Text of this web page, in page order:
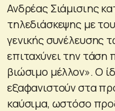
Ανδρέας Σιάμισιης
τηλεδιάσκεψης με
γενικής συνέλευσης
επιταχύνει την τάση
βιώσιμο μέλλον». Ο
εξαφανιστούν στα
καύσιμα, ωστόσο